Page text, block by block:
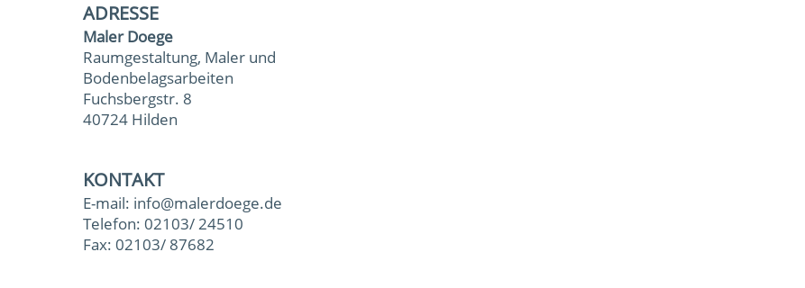
ADRESSE
Maler Doege
Raumgestaltung, Maler und
Bodenbelagsarbeiten
Fuchsbergstr. 8
40724 Hilden
KONTAKT
E-mail: info@malerdoege.de
Telefon: 02103/ 24510
Fax: 02103/ 87682